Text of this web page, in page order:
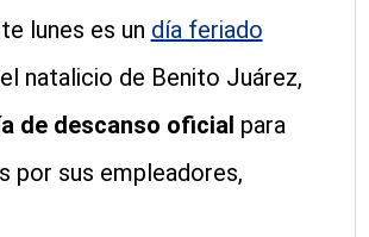
lunes es un día feriado
natalicio de Benito Juárez,
de descanso oficial para
por sus empleadores,